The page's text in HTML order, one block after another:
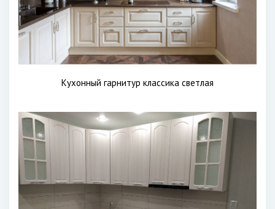
Кухонный гарнитур классика светлая